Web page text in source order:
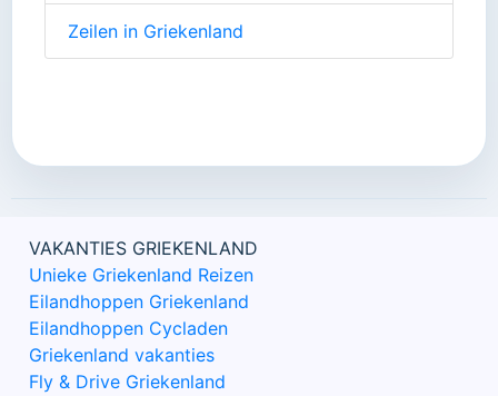
Zeilen in Griekenland
VAKANTIES GRIEKENLAND
Unieke Griekenland Reizen
Eilandhoppen Griekenland
Eilandhoppen Cycladen
Griekenland vakanties
Fly & Drive Griekenland